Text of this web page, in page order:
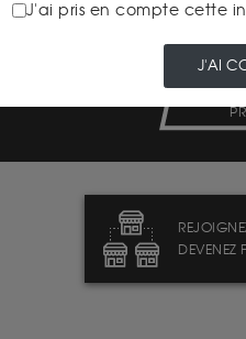
DEVENEZ
J'ai pris en compte cette
J'AI